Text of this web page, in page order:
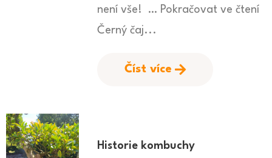
není vše! … Pokračovat ve čtení
Černý čaj...
Číst více
Historie kombuchy